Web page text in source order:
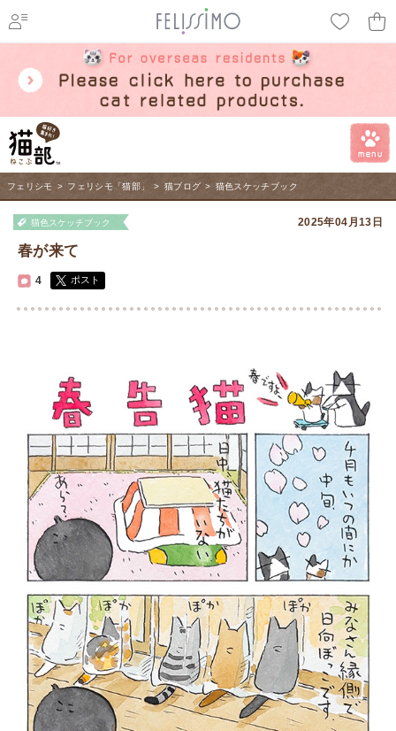
フェリシモ > フェリシモ「猫部」 > 猫ブログ > 猫色スケッチブック
猫色スケッチブック 2025年04月13日
春が来て
4 ポスト